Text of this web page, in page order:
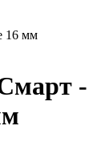
16 мм
-